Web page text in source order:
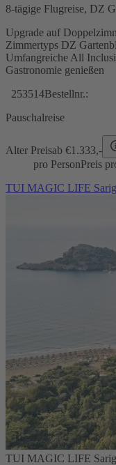
8-tägige Flugreise, DZ
Upgrade auf
Zimmertyps DZ
Umfangreiche All
Gastronomie genießen
253514Bestellnr.:
Pauschalreise
Alter Preisab €1.333,-
pro PersonPreis
TUI MAGIC LIFE
TUI MAGIC LIFE